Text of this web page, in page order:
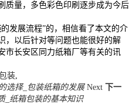
质量，多色彩色印刷逐步成为今后
的发展流程”的，相信看了本文的介
，以后针对等问题也能很好的解
市长安区同力纸箱厂等有关的讯
装
选择_包装纸箱的发展 Next 下一
_纸箱包装的基本知识